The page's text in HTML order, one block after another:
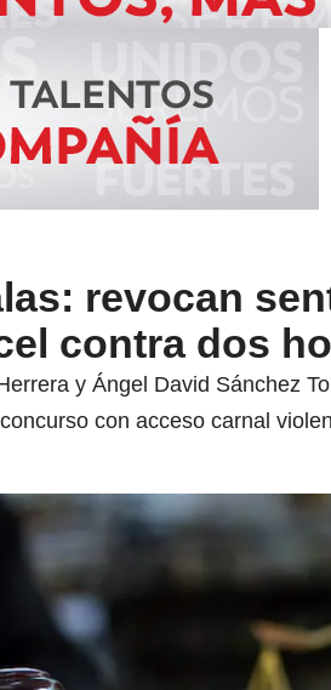
revocan
contra dos
y Ángel David Sánchez
con acceso carnal